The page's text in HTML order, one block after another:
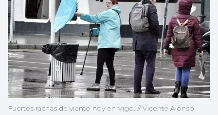
Fuertes rachas de viento hoy en Vigo. // Vicente Alonso